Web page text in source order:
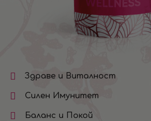
Здраве и Виталност
Силен Имунитет
Баланс и Покой